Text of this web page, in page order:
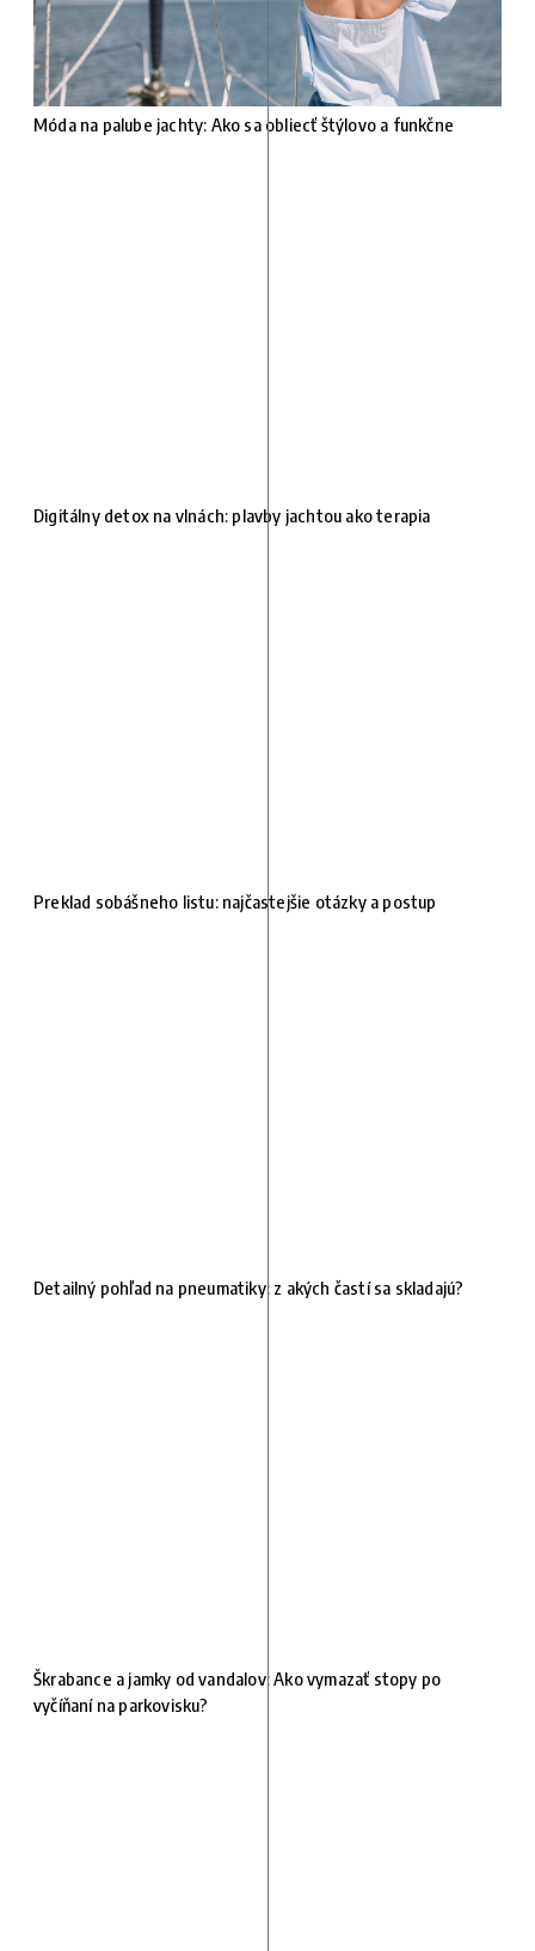
Móda na palube jachty: Ako sa obliecť štýlovo a funkčne
Digitálny detox na vlnách: plavby jachtou ako terapia
Preklad sobášneho listu: najčastejšie otázky a postup
Detailný pohľad na pneumatiky: z akých častí sa skladajú?
Škrabance a jamky od vandalov: Ako vymazať stopy po
vyčíňaní na parkovisku?